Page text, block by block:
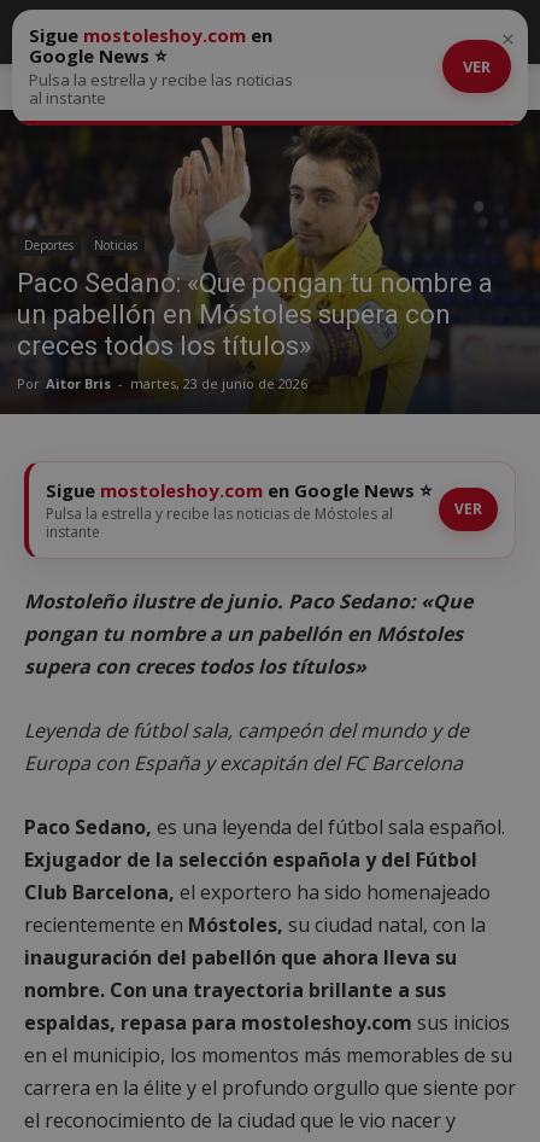
Inicio Deportes
Deportes Noticias
Paco Sedano: «Que pongan tu nombre a
un pabellón en Móstoles supera con
creces todos los títulos»
Por Aitor Bris - martes, 23 de junio de 2026
Sigue mostoleshoy.com en
Google News ⭐
Pulsa la estrella y recibe las noticias
al instante
VER
×
Sigue mostoleshoy.com en Google News ⭐
Pulsa la estrella y recibe las noticias de Móstoles al
instante
VER
Mostoleño ilustre de junio. Paco Sedano: «Que
pongan tu nombre a un pabellón en Móstoles
supera con creces todos los títulos»
Leyenda de fútbol sala, campeón del mundo y de
Europa con España y excapitán del FC Barcelona
Paco Sedano, es una leyenda del fútbol sala español.
Exjugador de la selección española y del Fútbol
Club Barcelona, el exportero ha sido homenajeado
recientemente en Móstoles, su ciudad natal, con la
inauguración del pabellón que ahora lleva su
nombre. Con una trayectoria brillante a sus
espaldas, repasa para mostoleshoy.com sus inicios
en el municipio, los momentos más memorables de su
carrera en la élite y el profundo orgullo que siente por
el reconocimiento de la ciudad que le vio nacer y